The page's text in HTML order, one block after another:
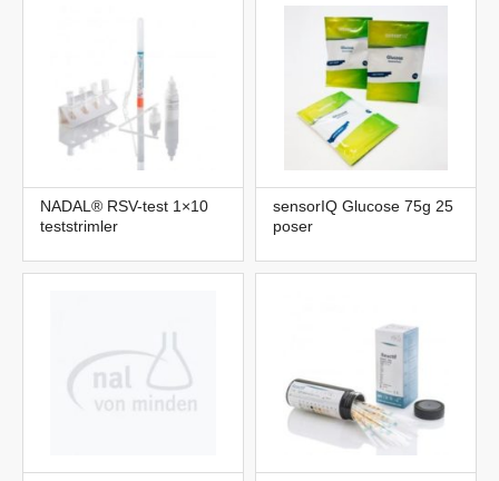
NADAL® RSV-test 1×10
teststrimler
sensorIQ Glucose 75g 25
poser